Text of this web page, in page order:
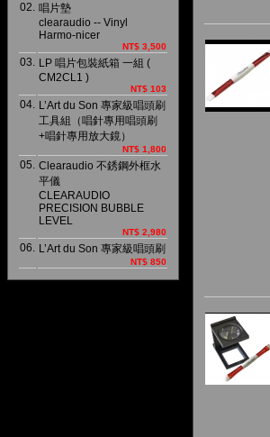
02. 唱片墊
clearaudio -- Vinyl
Harmo-nicer
NT$ 3,500
03. LP 唱片包裝紙箱 一組 (
CM2CL1 )
NT$ 103
04. L’Art du Son 專家級唱頭刷
工具組（唱針專用唱頭刷
+唱針專用放大鏡）
NT$ 1,800
05. Clearaudio 不銹鋼外框水
平儀
CLEARAUDIO
PRECISION BUBBLE
LEVEL
NT$ 2,980
06. L’Art du Son 專家級唱頭刷
NT$ 850